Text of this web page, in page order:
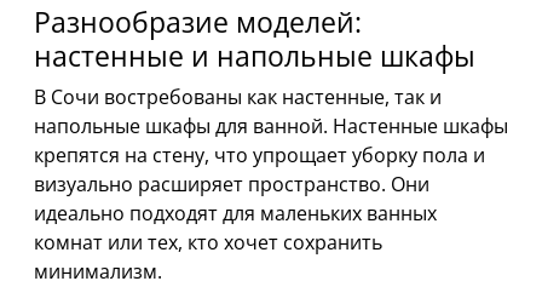
Разнообразие моделей:
настенные и напольные шкафы
В Сочи востребованы как настенные, так и
напольные шкафы для ванной. Настенные шкафы
крепятся на стену, что упрощает уборку пола и
визуально расширяет пространство. Они
идеально подходят для маленьких ванных
комнат или тех, кто хочет сохранить
минимализм.